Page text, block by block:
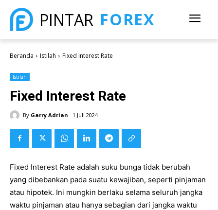
PINTAR FOREX
Beranda Istilah Fixed Interest Rate
Istilah
Fixed Interest Rate
By Garry Adrian 1 Juli 2024
Fixed Interest Rate adalah suku bunga tidak berubah
yang dibebankan pada suatu kewajiban, seperti pinjaman
atau hipotek. Ini mungkin berlaku selama seluruh jangka
waktu pinjaman atau hanya sebagian dari jangka waktu